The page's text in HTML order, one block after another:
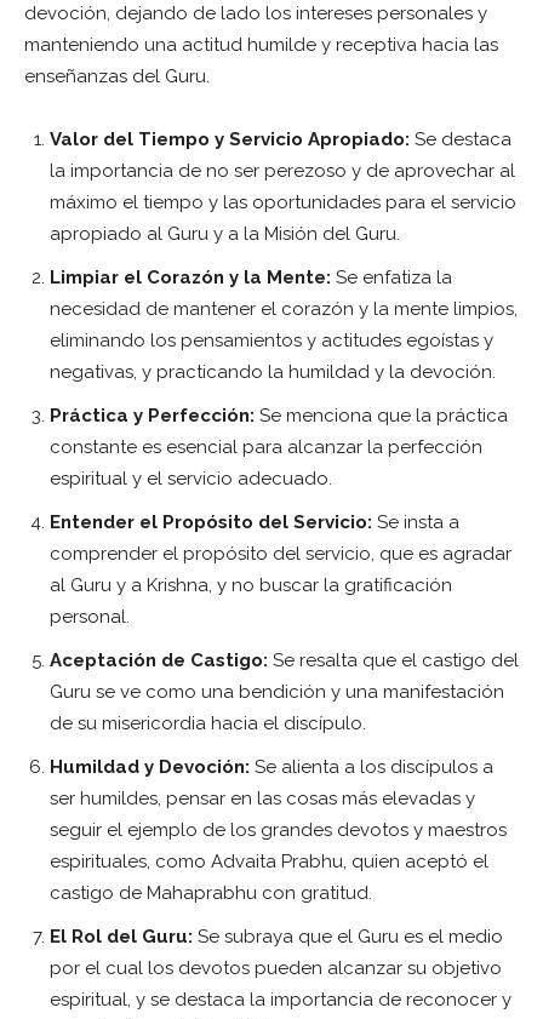
devoción, dejando de lado los intereses personales y
manteniendo una actitud humilde y receptiva hacia las
enseñanzas del Guru.
Valor del Tiempo y Servicio Apropiado: Se destaca
la importancia de no ser perezoso y de aprovechar al
máximo el tiempo y las oportunidades para el servicio
apropiado al Guru y a la Misión del Guru.
Limpiar el Corazón y la Mente: Se enfatiza la
necesidad de mantener el corazón y la mente limpios,
eliminando los pensamientos y actitudes egoístas y
negativas, y practicando la humildad y la devoción.
Práctica y Perfección: Se menciona que la práctica
constante es esencial para alcanzar la perfección
espiritual y el servicio adecuado.
Entender el Propósito del Servicio: Se insta a
comprender el propósito del servicio, que es agradar
al Guru y a Krishna, y no buscar la gratificación
personal.
Aceptación de Castigo: Se resalta que el castigo del
Guru se ve como una bendición y una manifestación
de su misericordia hacia el discípulo.
Humildad y Devoción: Se alienta a los discípulos a
ser humildes, pensar en las cosas más elevadas y
seguir el ejemplo de los grandes devotos y maestros
espirituales, como Advaita Prabhu, quien aceptó el
castigo de Mahaprabhu con gratitud.
El Rol del Guru: Se subraya que el Guru es el medio
por el cual los devotos pueden alcanzar su objetivo
espiritual, y se destaca la importancia de reconocer y